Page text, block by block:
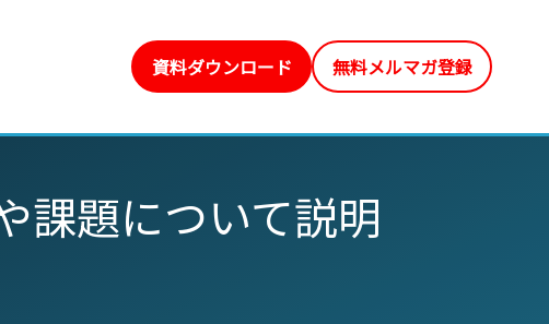
資料ダウンロード 無料メルマガ登録
課題について説明